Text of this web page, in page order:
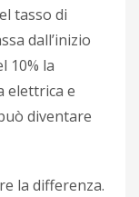
tasso di
dall’inizio
10% la
elettrica e
diventare
la differenza.